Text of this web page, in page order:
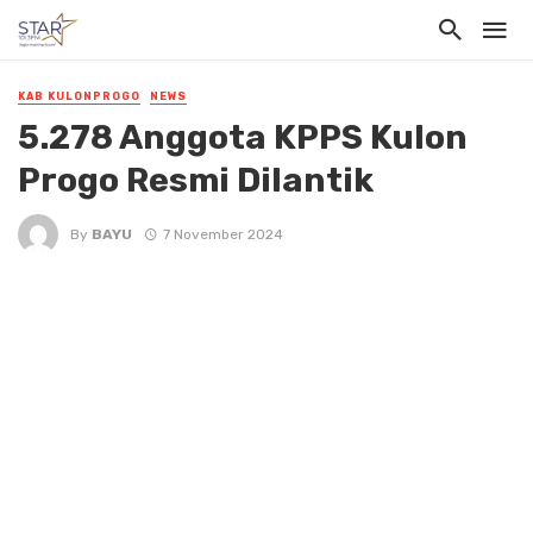
KAB KULONPROGO NEWS
5.278 Anggota KPPS Kulon
Progo Resmi Dilantik
By BAYU 7 November 2024